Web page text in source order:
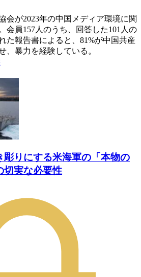
会が2023年の中国メディア環境に関
会員157人のうち、回答した101人の
た報告書によると、81%が中国共産
、暴力を経験している。
彫りにする米海軍の「本物の
切実な必要性